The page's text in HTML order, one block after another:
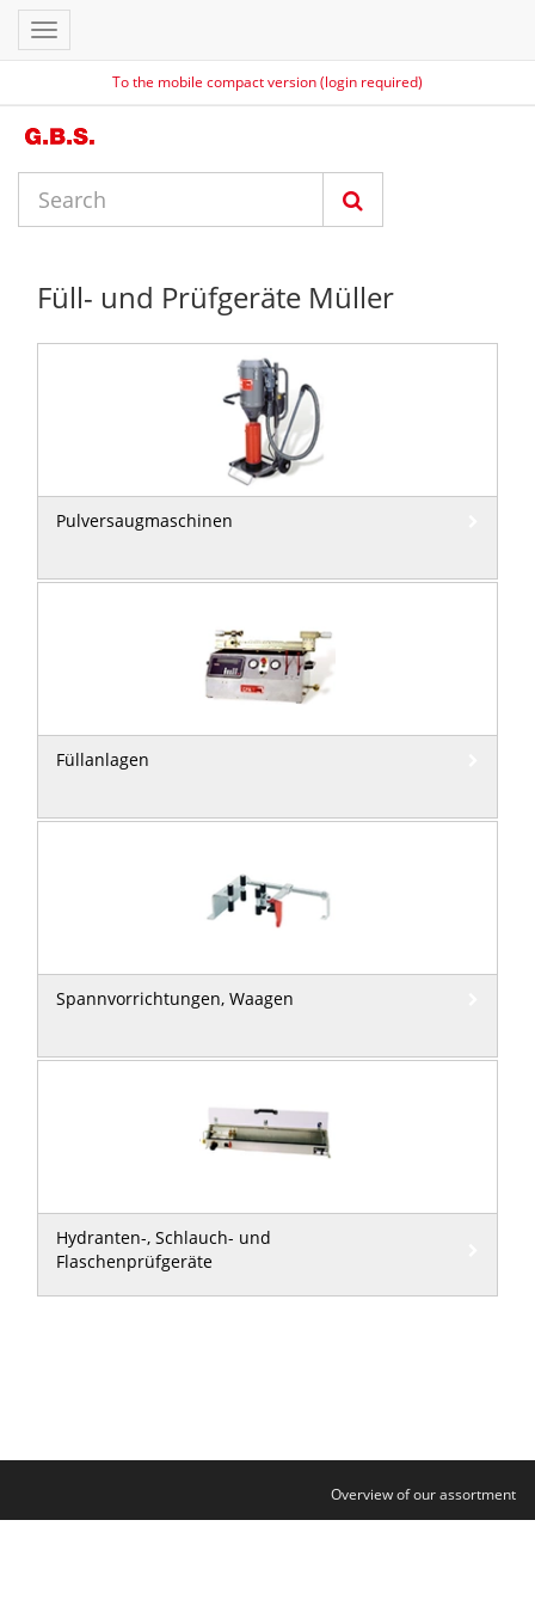
To the mobile compact version (login required)
Toggle
navigation
Füll- und Prüfgeräte Müller
Pulversaugmaschinen
Füllanlagen
Spannvorrichtungen, Waagen
Hydranten-, Schlauch- und
Flaschenprüfgeräte
Overview of our assortment